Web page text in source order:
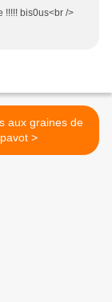
!!!!! bis0us<br />
aux graines de
pavot >